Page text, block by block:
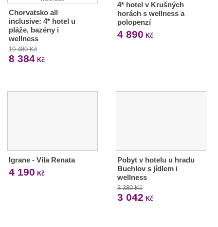
Chorvatsko all
inclusive: 4* hotel u
pláže, bazény i
wellness
10 480 Kč
8 384 Kč
4* hotel v Krušných
horách s wellness a
polopenzí
4 890 Kč
Igrane - Vila Renata
4 190 Kč
Pobyt v hotelu u hradu
Buchlov s jídlem i
wellness
3 380 Kč
3 042 Kč